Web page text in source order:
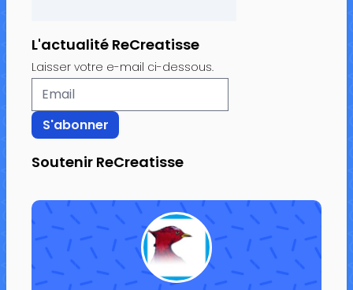
L'actualité ReCreatisse
Laisser votre e-mail ci-dessous.
Soutenir ReCreatisse